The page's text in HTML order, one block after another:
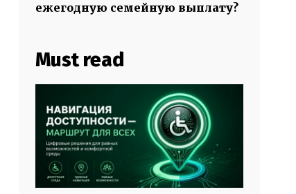
ежегодную семейную выплату?
Must read